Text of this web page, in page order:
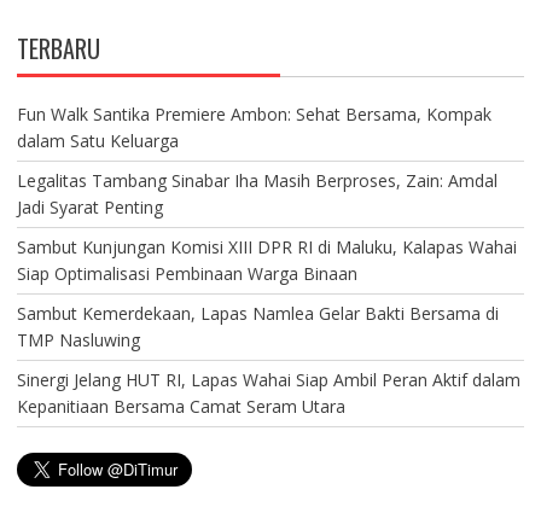
TERBARU
Fun Walk Santika Premiere Ambon: Sehat Bersama, Kompak
dalam Satu Keluarga
Legalitas Tambang Sinabar Iha Masih Berproses, Zain: Amdal
Jadi Syarat Penting
Sambut Kunjungan Komisi XIII DPR RI di Maluku, Kalapas Wahai
Siap Optimalisasi Pembinaan Warga Binaan
Sambut Kemerdekaan, Lapas Namlea Gelar Bakti Bersama di
TMP Nasluwing
Sinergi Jelang HUT RI, Lapas Wahai Siap Ambil Peran Aktif dalam
Kepanitiaan Bersama Camat Seram Utara